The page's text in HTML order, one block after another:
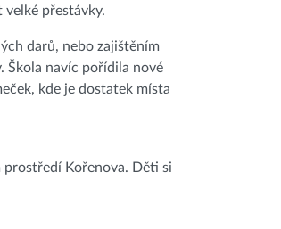
přestávky.
darů, nebo zajištěním
Škola navíc pořídila nové
kde je dostatek místa
Kořenova. Děti si